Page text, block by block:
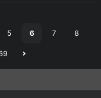
5 6 7 8